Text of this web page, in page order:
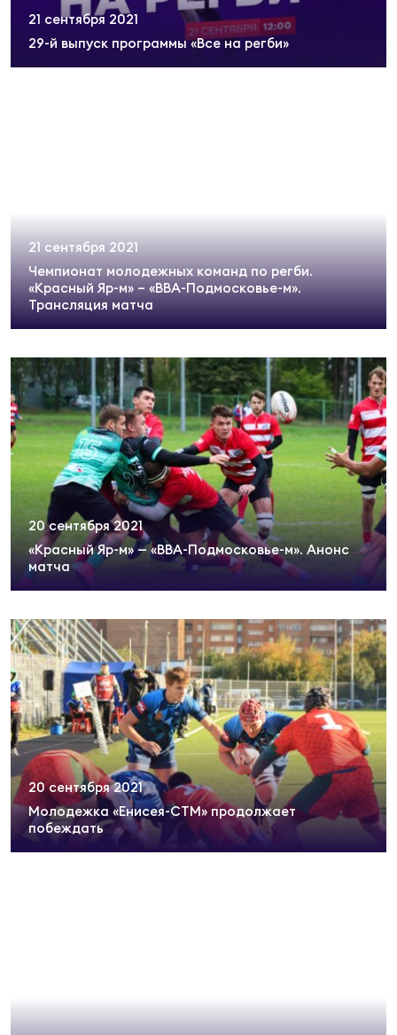
29-й выпуск программы «Все на регби»
21 сентября 2021
Чемпионат молодежных команд по регби.
«Красный Яр-м» – «ВВА-Подмосковье-м».
Трансляция матча
21 сентября 2021
«Красный Яр-м» — «ВВА-Подмосковье-м». Анонс
матча
20 сентября 2021
Молодежка «Енисея-СТМ» продолжает
побеждать
20 сентября 2021